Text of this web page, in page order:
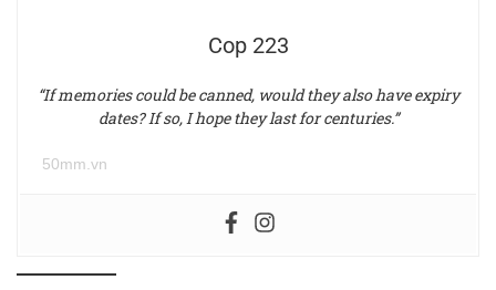
Cop 223
“If memories could be canned, would they also have expiry
dates? If so, I hope they last for centuries.”
50mm.vn